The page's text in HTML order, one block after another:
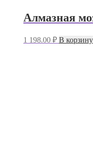
Алмазная
1 198.00 ₽ В корзину